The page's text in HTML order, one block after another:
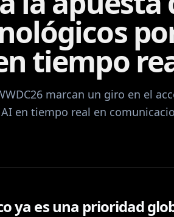
tiempo
marcan un giro en el
en tiempo real en
ya es una prioridad